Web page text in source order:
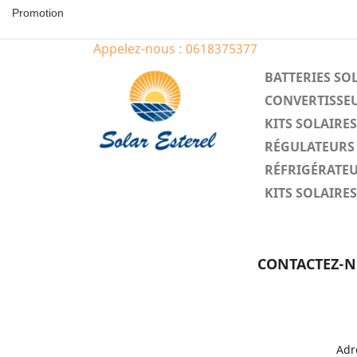
Promotion
Appelez-nous : 0618375377
BATTERIES
KITS
KITS
CONTACTEZ-